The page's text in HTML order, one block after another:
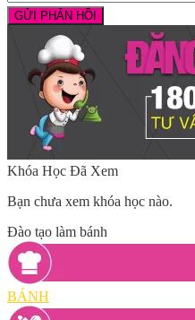
Khóa Học Đã Xem
Bạn chưa xem khóa học nào.
Đào tạo làm bánh
BÁNH